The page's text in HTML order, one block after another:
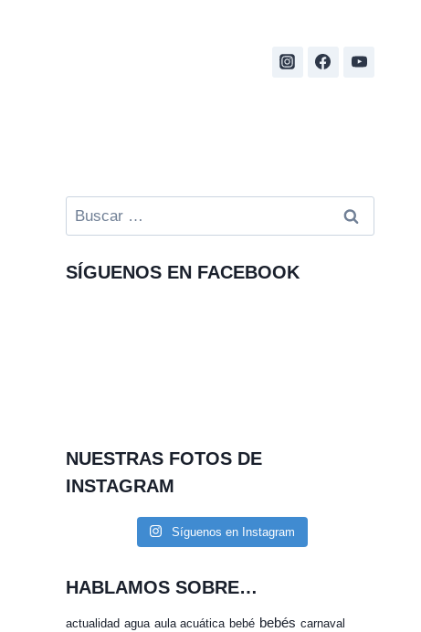
Buscar:
SÍGUENOS EN FACEBOOK
NUESTRAS FOTOS DE
INSTAGRAM
Síguenos en Instagram
HABLAMOS SOBRE…
actualidad agua aula acuática bebé bebés carnaval